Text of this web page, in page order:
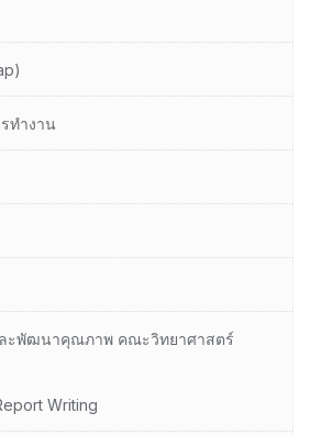
ทำงาน
ะพัฒนาคุณภาพ คณะวิทยาศาสตร์
Writing